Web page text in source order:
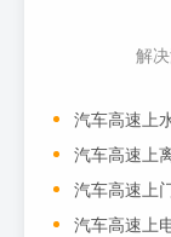
解
汽车高速上
汽车高速上
汽车高速上
汽车高速上